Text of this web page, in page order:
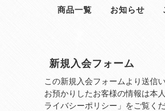
商品一覧 お知らせ
新規入会フォーム
この新規入会フォームより送信
お預かりしたお客様の情報は本
ライバシーポリシー」をご覧くだ